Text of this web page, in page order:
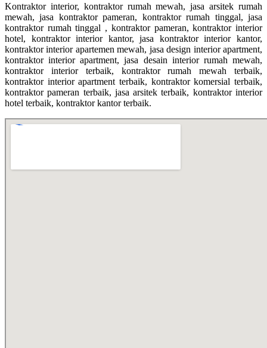
Kontraktor interior, kontraktor rumah mewah, jasa arsitek rumah
mewah, jasa kontraktor pameran, kontraktor rumah tinggal, jasa
kontraktor rumah tinggal , kontraktor pameran, kontraktor interior
hotel, kontraktor interior kantor, jasa kontraktor interior kantor,
kontraktor interior apartemen mewah, jasa design interior apartment,
kontraktor interior apartment, jasa desain interior rumah mewah,
kontraktor interior terbaik, kontraktor rumah mewah terbaik,
kontraktor interior apartment terbaik, kontraktor komersial terbaik,
kontraktor pameran terbaik, jasa arsitek terbaik, kontraktor interior
hotel terbaik, kontraktor kantor terbaik.